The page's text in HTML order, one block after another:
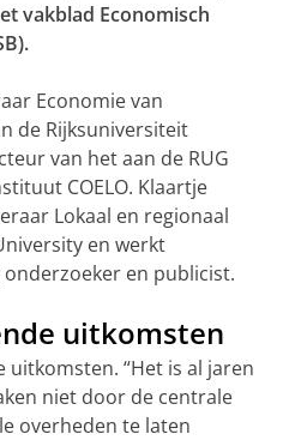
vakblad Economisch
Economie van
de Rijksuniversiteit
van het aan de RUG
COELO. Klaartje
Lokaal en regionaal
en werkt
en publicist.
uitkomsten
uitkomsten. “Het is al jaren
niet door de centrale
overheden te laten